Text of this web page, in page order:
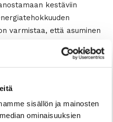
sisällön ja mainosten
ominaisuuksien
kestäviin
varmistaa, että asuminen